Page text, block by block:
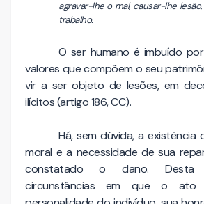
agravar-lhe o mal, causar-lhe
trabalho.
O ser humano é imbuído
valores que compõem o seu
vir a ser objeto de lesões, em
ilícitos (artigo 186, CC).
Há, sem dúvida, a existência
moral e a necessidade de sua
constatado o dano. Desta
circunstâncias em que o